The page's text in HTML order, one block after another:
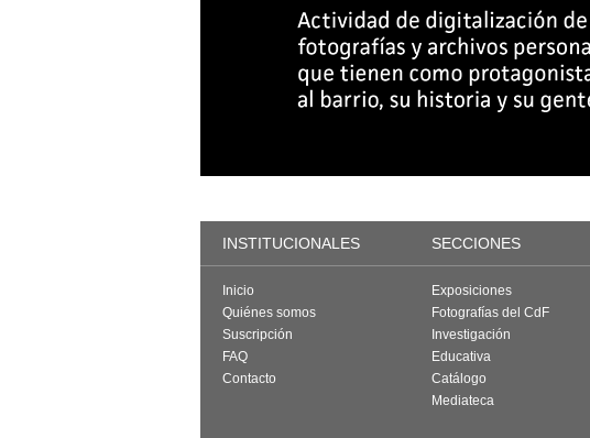
INSTITUCIONALES SECCIONES
Inicio
Quiénes somos
Suscripción
FAQ
Contacto
Exposiciones
Fotografías del CdF
Investigación
Educativa
Catálogo
Mediateca